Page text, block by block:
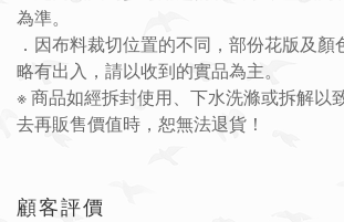
為準。
．因布料裁切位置的不同，部份花版及顏
略有出入，請以收到的實品為主。
※ 商品如經拆封使用、下水洗滌或拆解以
去再販售價值時，恕無法退貨！
顧客評價